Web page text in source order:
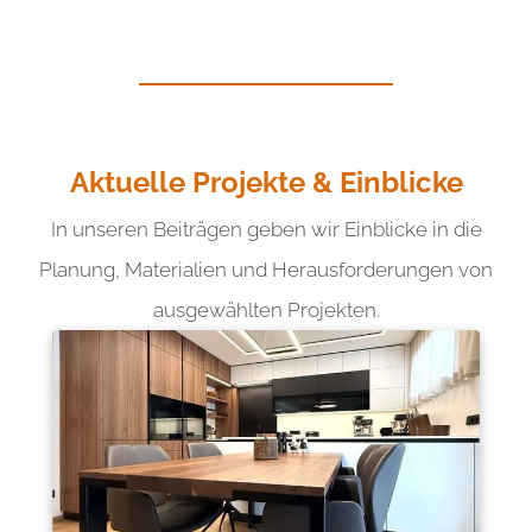
Aktuelle Projekte & Einblicke
In unseren Beiträgen geben wir Einblicke in die
Planung, Materialien und Herausforderungen von
ausgewählten Projekten.